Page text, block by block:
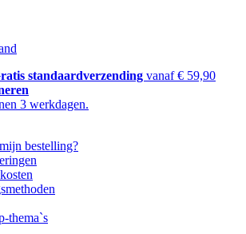
standaardverzending vanaf € 59,90
3 werkdagen.
bestelling?
thema`s